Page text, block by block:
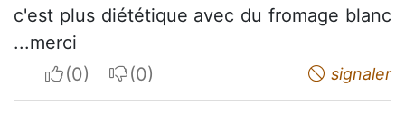
c'est plus diététique avec du fromage blanc
...merci
I apreciateI do not appreciate signaler